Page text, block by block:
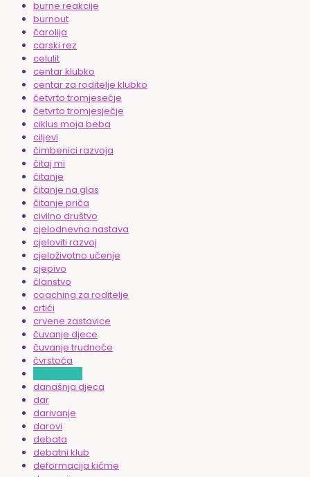
burne reakcije
burnout
čarolija
carski rez
celulit
centar klubko
centar za roditelje klubko
četvrto tromjesečje
četvrto tromjesječje
ciklus moja beba
ciljevi
čimbenici razvoja
čitaj mi
čitanje
čitanje na glas
čitanje priča
civilno društvo
cjelodnevna nastava
cjeloviti razvoj
cjeloživotno učenje
cjepivo
članstvo
coaching za roditelje
crtići
crvene zastavice
čuvanje djece
čuvanje trudnoće
čvrstoća
današnja djeca
dar
darivanje
darovi
debata
debatni klub
deformacija kičme